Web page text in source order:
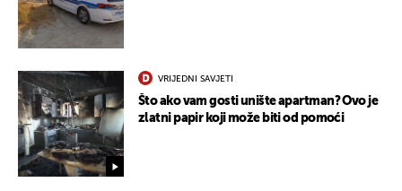
VRIJEDNI SAVJETI
Što ako vam gosti unište apartman? Ovo je
zlatni papir koji može biti od pomoći